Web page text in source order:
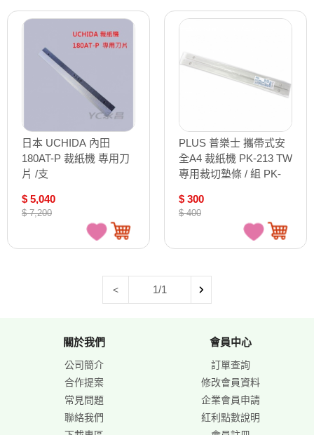
日本 UCHIDA 內田
180AT-P 裁紙機 專用刀
片 /支
$ 5,040
$ 7,200
PLUS 普樂士 攜帶式安
全A4 裁紙機 PK-213 TW
專用裁切墊條 / 組 PK-
$ 300
$ 400
< 1/1
關於我們
公司簡介
合作提案
常見問題
聯絡我們
會員中心
訂單查詢
修改會員資料
企業會員申請
紅利點數說明